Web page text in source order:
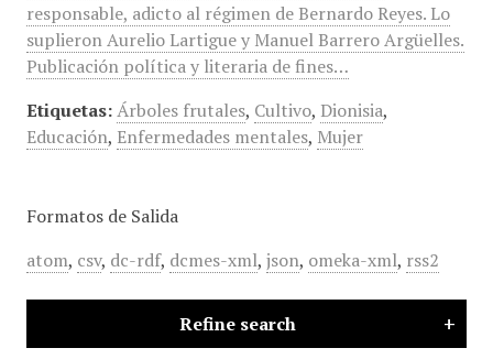
responsable, adicto al régimen de Bernardo Reyes. Lo
suplieron Aurelio Lartigue y Manuel Barrero Argüelles.
Publicación política y literaria de fines…
Etiquetas: Árboles frutales, Cultivo, Dionisia,
Educación, Enfermedades mentales, Mujer
Formatos de Salida
atom, csv, dc-rdf, dcmes-xml, json, omeka-xml, rss2
Refine search